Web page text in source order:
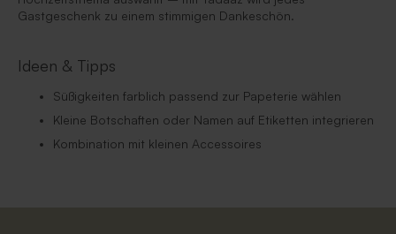
Gastgeschenk zu einem stimmigen Dankeschön.
Ideen & Tipps
Süßigkeiten farblich passend zur Papeterie wählen
Kleine Botschaften oder Namen auf Etiketten integrieren
Kombination mit kleinen Accessoires